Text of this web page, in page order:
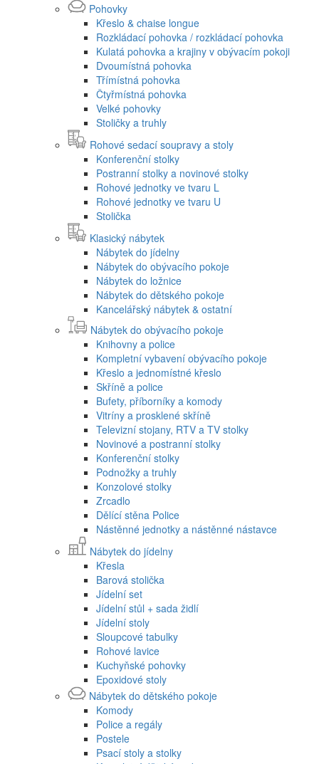
Pohovky
Křeslo & chaise longue
Rozkládací pohovka / rozkládací pohovka
Kulatá pohovka a krajiny v obývacím pokoji
Dvoumístná pohovka
Třímístná pohovka
Čtyřmístná pohovka
Velké pohovky
Stoličky a truhly
Rohové sedací soupravy a stoly
Konferenční stolky
Postranní stolky a novinové stolky
Rohové jednotky ve tvaru L
Rohové jednotky ve tvaru U
Stolička
Klasický nábytek
Nábytek do jídelny
Nábytek do obývacího pokoje
Nábytek do ložnice
Nábytek do dětského pokoje
Kancelářský nábytek & ostatní
Nábytek do obývacího pokoje
Knihovny a police
Kompletní vybavení obývacího pokoje
Křeslo a jednomístné křeslo
Skříně a police
Bufety, příborníky a komody
Vitríny a prosklené skříně
Televizní stojany, RTV a TV stolky
Novinové a postranní stolky
Konferenční stolky
Podnožky a truhly
Konzolové stolky
Zrcadlo
Dělící stěna Police
Nástěnné jednotky a nástěnné nástavce
Nábytek do jídelny
Křesla
Barová stolička
Jídelní set
Jídelní stůl + sada židlí
Jídelní stoly
Sloupcové tabulky
Rohové lavice
Kuchyňské pohovky
Epoxidové stoly
Nábytek do dětského pokoje
Komody
Police a regály
Postele
Psací stoly a stolky